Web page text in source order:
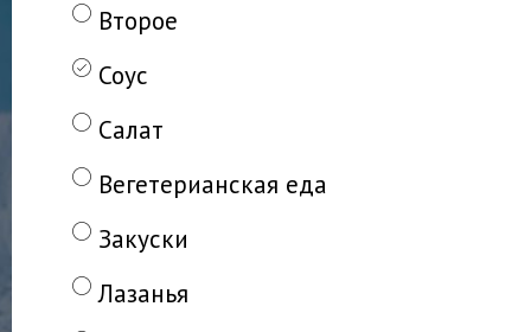
Второе
Соус
Салат
Вегетерианская еда
Закуски
Лазанья